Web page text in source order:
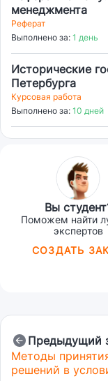
менеджмента
Реферат
Выполнено за: 1 день
Исторические
Петербурга
Курсовая работа
Выполнено за: 10 дней
Вы
Поможем найти
экспертов
СОЗДАТЬ
Предыдущий
Методы
решений в